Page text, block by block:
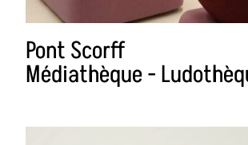
Pont Scorff
Médiathèque -